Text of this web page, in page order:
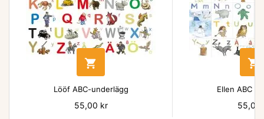

Lööf ABC-underlägg
Pris
55,00 kr

Ellen ABC
Pris
55,00